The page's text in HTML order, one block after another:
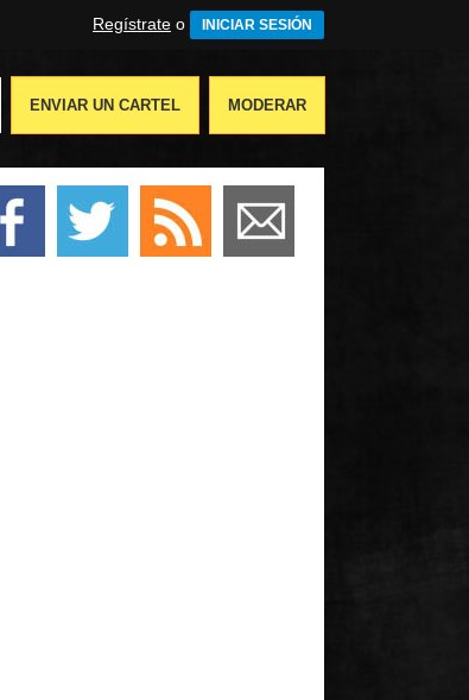
Regístrate o INICIAR SESIÓN
ENVIAR UN CARTEL MODERAR